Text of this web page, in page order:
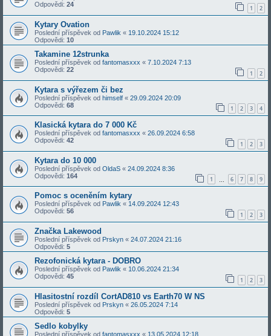
Odpovědi: 24 1 2
Kytary Ovation
Poslední příspěvek od Pawlik « 19.10.2024 15:12
Odpovědi: 10
Takamine 12strunka
Poslední příspěvek od fantomasxxx « 7.10.2024 7:13
Odpovědi: 22 1 2
Kytara s výřezem či bez
Poslední příspěvek od himself « 29.09.2024 20:09
Odpovědi: 68 1 2 3 4
Klasická kytara do 7 000 Kč
Poslední příspěvek od fantomasxxx « 26.09.2024 6:58
Odpovědi: 42 1 2 3
Kytara do 10 000
Poslední příspěvek od OldaS « 24.09.2024 8:36
Odpovědi: 164 1 6 7 8 9
Pomoc s oceněním kytary
Poslední příspěvek od Pawlik « 14.09.2024 12:43
Odpovědi: 56 1 2 3
Značka Lakewood
Poslední příspěvek od Prskyn « 24.07.2024 21:16
Odpovědi: 5
Rezofonická kytara - DOBRO
Poslední příspěvek od Pawlik « 10.06.2024 21:34
Odpovědi: 45 1 2 3
Hlasitostní rozdíl CortAD810 vs Earth70 W NS
Poslední příspěvek od Prskyn « 26.05.2024 7:14
Odpovědi: 5
Sedlo kobylky
Poslední příspěvek od fantomasxxx « 13.05.2024 12:18